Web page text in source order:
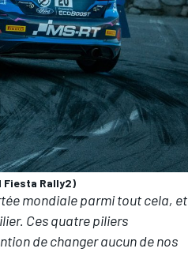
Fiesta Rally2)
mondiale parmi tout cela, et
Ces quatre piliers
de changer aucun de nos